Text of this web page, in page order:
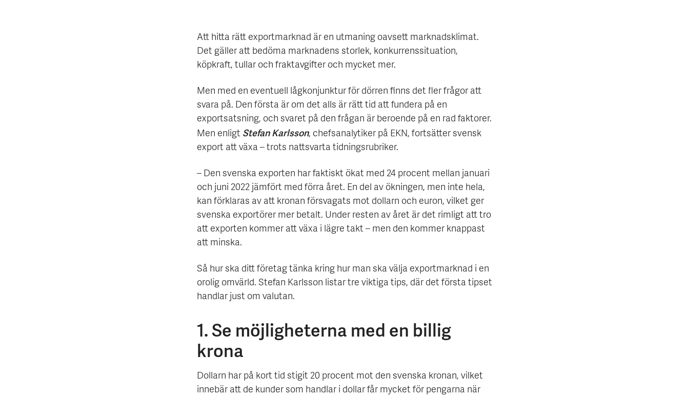
Att hitta rätt exportmarknad är en utmaning oavsett marknadsklimat.
Det gäller att bedöma marknadens storlek, konkurrenssituation,
köpkraft, tullar och fraktavgifter och mycket mer.
Men med en eventuell lågkonjunktur för dörren finns det fler frågor att
svara på. Den första är om det alls är rätt tid att fundera på en
exportsatsning, och svaret på den frågan är beroende på en rad faktorer.
Men enligt Stefan Karlsson, chefsanalytiker på EKN, fortsätter svensk
export att växa – trots nattsvarta tidningsrubriker.
– Den svenska exporten har faktiskt ökat med 24 procent mellan januari
och juni 2022 jämfört med förra året. En del av ökningen, men inte hela,
kan förklaras av att kronan försvagats mot dollarn och euron, vilket ger
svenska exportörer mer betalt. Under resten av året är det rimligt att tro
att exporten kommer att växa i lägre takt – men den kommer knappast
att minska.
Så hur ska ditt företag tänka kring hur man ska välja exportmarknad i en
orolig omvärld. Stefan Karlsson listar tre viktiga tips, där det första tipset
handlar just om valutan.
1. Se möjligheterna med en billig
krona
Dollarn har på kort tid stigit 20 procent mot den svenska kronan, vilket
innebär att de kunder som handlar i dollar får mycket för pengarna när